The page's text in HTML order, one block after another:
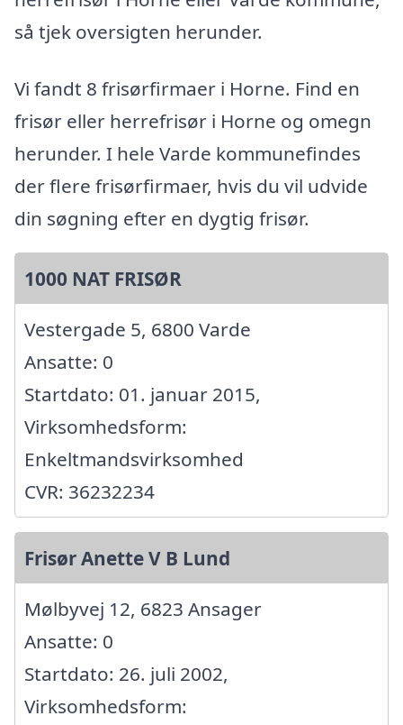
så tjek oversigten herunder.
Vi fandt 8 frisørfirmaer i Horne. Find en
frisør eller herrefrisør i Horne og omegn
herunder. I hele Varde kommunefindes
der flere frisørfirmaer, hvis du vil udvide
din søgning efter en dygtig frisør.
1000 NAT FRISØR
Vestergade 5, 6800 Varde
Ansatte: 0
Startdato: 01. januar 2015,
Virksomhedsform:
Enkeltmandsvirksomhed
CVR: 36232234
Frisør Anette V B Lund
Mølbyvej 12, 6823 Ansager
Ansatte: 0
Startdato: 26. juli 2002,
Virksomhedsform: